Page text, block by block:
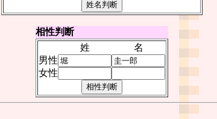
相性判断
姓
名
男性
女性